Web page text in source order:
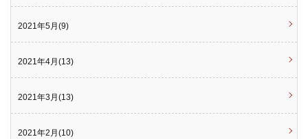
2021年5月(9)
2021年4月(13)
2021年3月(13)
2021年2月(10)